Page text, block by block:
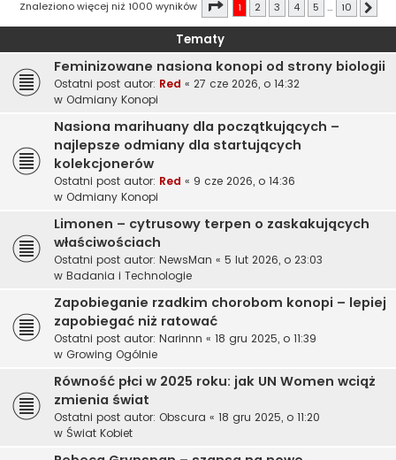
Znaleziono więcej niż 1000 wyników Strona1 10
1 2 3 4 5 … 10
Tematy
Feminizowane nasiona konopi od strony biologii
Ostatni post autor: Red « 27 cze 2026, o 14:32
w Odmiany Konopi
Nasiona marihuany dla początkujących –
najlepsze odmiany dla startujących
kolekcjonerów
Ostatni post autor: Red « 9 cze 2026, o 14:36
w Odmiany Konopi
Limonen – cytrusowy terpen o zaskakujących
właściwościach
Ostatni post autor: NewsMan « 5 lut 2026, o 23:03
w Badania i Technologie
Zapobieganie rzadkim chorobom konopi – lepiej
zapobiegać niż ratować
Ostatni post autor: Narinnn « 18 gru 2025, o 11:39
w Growing Ogólnie
Równość płci w 2025 roku: jak UN Women wciąż
zmienia świat
Ostatni post autor: Obscura « 18 gru 2025, o 11:20
w Świat Kobiet